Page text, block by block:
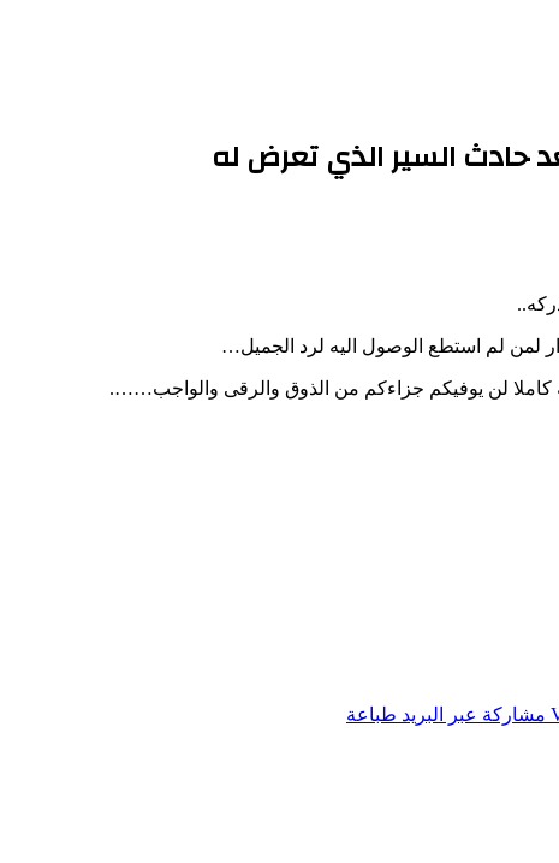
حادث السير الذي تعرض له
لمن لم استطع الوصول اليه لرد الجميل…
كاملا لن يوفيكم جزاءكم من الذوق والرقى والواجب…….
مشاركة عبر البريد طباعة